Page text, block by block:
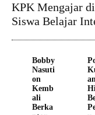
KPK Mengajar
Siswa Belajar
Bobby
Nasuti
on
Kemb
ali
Berka